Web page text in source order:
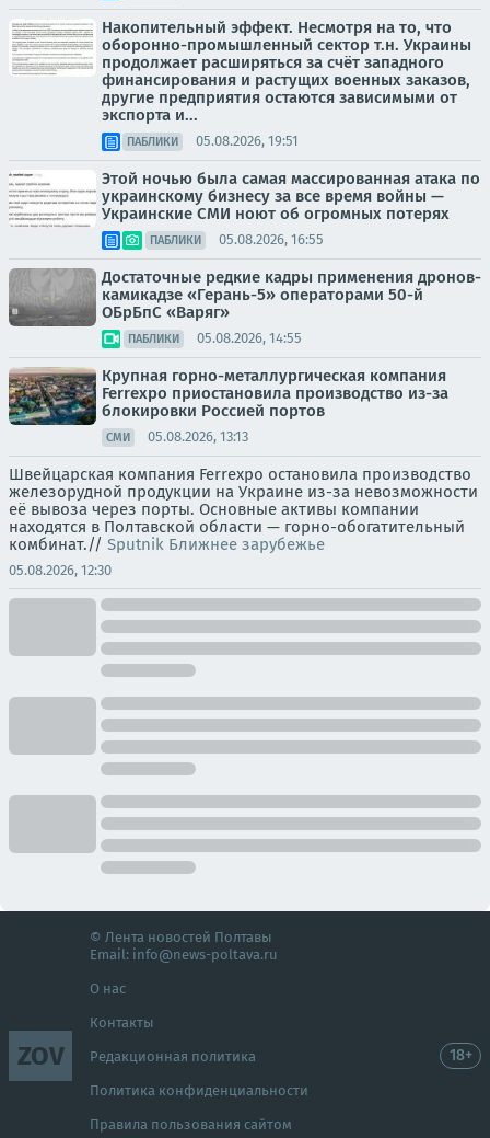
Накопительный эффект. Несмотря на то, что
оборонно-промышленный сектор т.н. Украины
продолжает расширяться за счёт западного
финансирования и растущих военных заказов,
другие предприятия остаются зависимыми от
экспорта и...
ПАБЛИКИ 05.08.2026, 19:51
Этой ночью была самая массированная атака по
украинскому бизнесу за все время войны —
Украинские СМИ ноют об огромных потерях
ПАБЛИКИ 05.08.2026, 16:55
Достаточные редкие кадры применения дронов-
камикадзе «Герань-5» операторами 50-й
ОБрБпС «Варяг»
ПАБЛИКИ 05.08.2026, 14:55
Крупная горно-металлургическая компания
Ferrexpo приостановила производство из-за
блокировки Россией портов
СМИ 05.08.2026, 13:13
Швейцарская компания Ferrexpo остановила производство
железорудной продукции на Украине из-за невозможности
её вывоза через порты. Основные активы компании
находятся в Полтавской области — горно-обогатительный
комбинат.// Sputnik Ближнее зарубежье
05.08.2026, 12:30
ZOV
© Лента новостей Полтавы
Email: info@news-poltava.ru
О нас
Контакты
Редакционная политика
Политика конфиденциальности
Правила пользования сайтом
18+